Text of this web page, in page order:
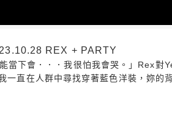
REX + PARTY
當下會．．．我很怕我會哭。」Rex
直在人群中尋找穿著藍色洋裝，妳的背